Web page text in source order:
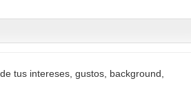
tus intereses, gustos, background,